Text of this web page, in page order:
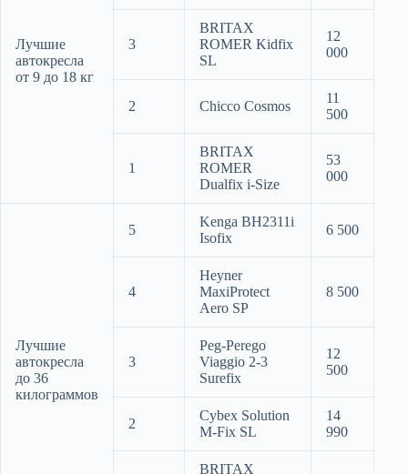
Лучшие
автокресла
от 9 до 18 кг
3
BRITAX
ROMER Kidfix
SL
12
000
2 Chicco Cosmos
11
500
1
BRITAX
ROMER
Dualfix i-Size
53
000
Лучшие
автокресла
до 36
килограммов
5
Kenga BH2311i
Isofix
6 500
4
Heyner
MaxiProtect
Aero SP
8 500
3
Peg-Perego
Viaggio 2-3
Surefix
12
500
2
Cybex Solution
M-Fix SL
14
990
BRITAX